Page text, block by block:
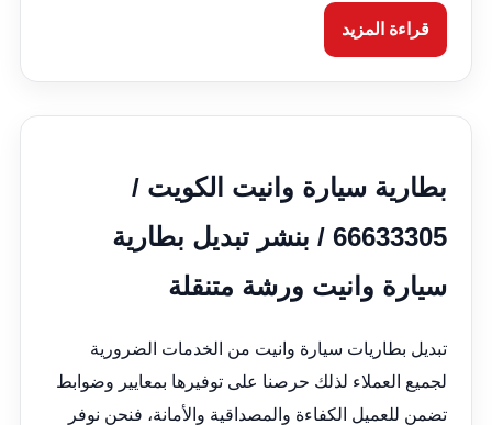
قراءة المزيد
بطارية سيارة وانيت الكويت /
66633305 / بنشر تبديل بطارية
سيارة وانيت ورشة متنقلة
تبديل بطاريات سيارة وانيت من الخدمات الضرورية
لجميع العملاء لذلك حرصنا على توفيرها بمعايير وضوابط
تضمن للعميل الكفاءة والمصداقية والأمانة، فنحن نوفر